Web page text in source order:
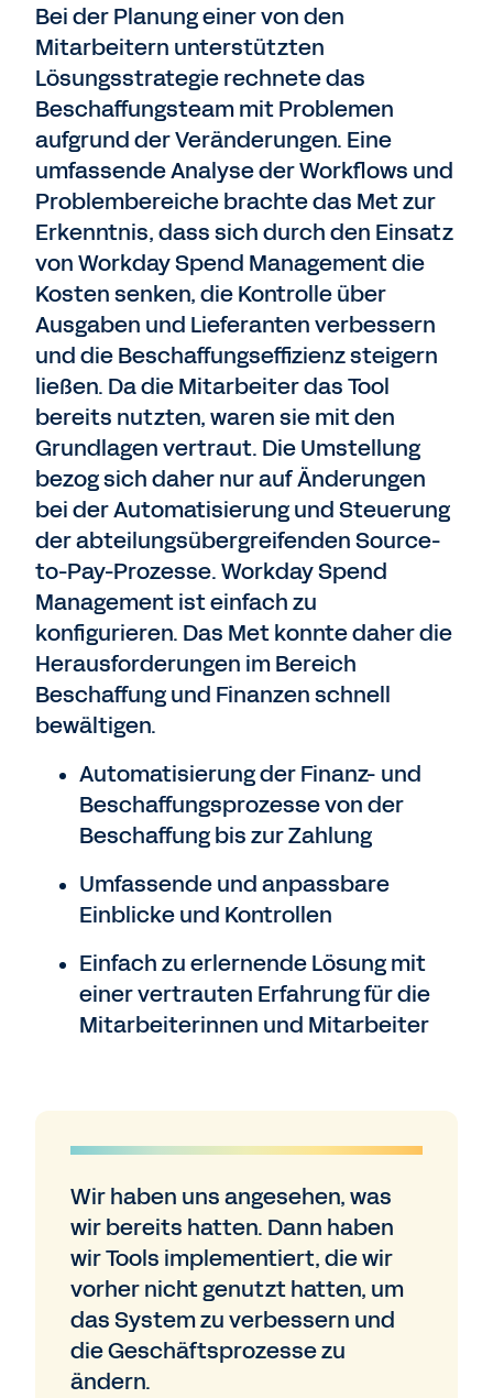
Bei der Planung einer von den
Mitarbeitern unterstützten
Lösungsstrategie rechnete das
Beschaffungsteam mit Problemen
aufgrund der Veränderungen. Eine
umfassende Analyse der Workflows und
Problembereiche brachte das Met zur
Erkenntnis, dass sich durch den Einsatz
von Workday Spend Management die
Kosten senken, die Kontrolle über
Ausgaben und Lieferanten verbessern
und die Beschaffungseffizienz steigern
ließen. Da die Mitarbeiter das Tool
bereits nutzten, waren sie mit den
Grundlagen vertraut. Die Umstellung
bezog sich daher nur auf Änderungen
bei der Automatisierung und Steuerung
der abteilungsübergreifenden Source-
to-Pay-Prozesse. Workday Spend
Management ist einfach zu
konfigurieren. Das Met konnte daher die
Herausforderungen im Bereich
Beschaffung und Finanzen schnell
bewältigen.
Automatisierung der Finanz- und
Beschaffungsprozesse von der
Beschaffung bis zur Zahlung
Umfassende und anpassbare
Einblicke und Kontrollen
Einfach zu erlernende Lösung mit
einer vertrauten Erfahrung für die
Mitarbeiterinnen und Mitarbeiter
Wir haben uns angesehen, was
wir bereits hatten. Dann haben
wir Tools implementiert, die wir
vorher nicht genutzt hatten, um
das System zu verbessern und
die Geschäftsprozesse zu
ändern.